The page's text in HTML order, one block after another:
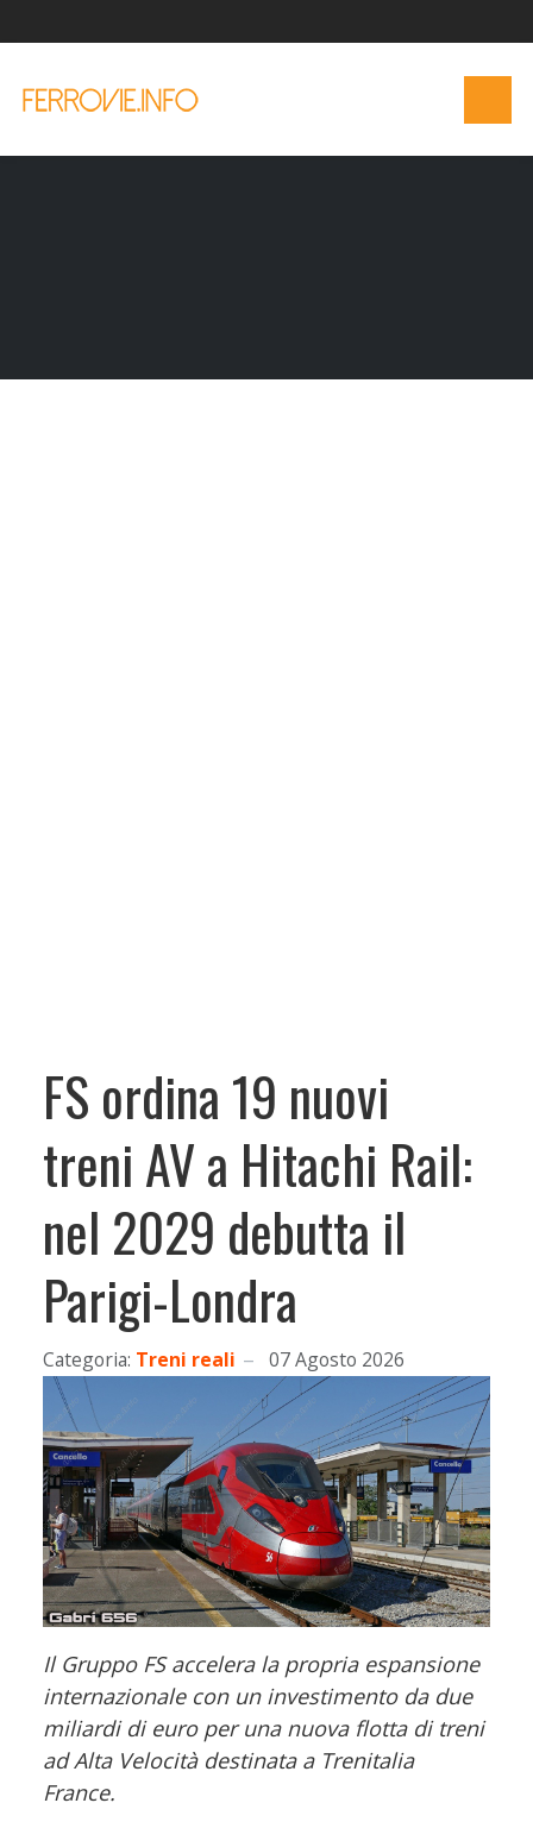
FS ordina 19 nuovi
treni AV a Hitachi Rail:
nel 2029 debutta il
Parigi-Londra
Categoria: Treni reali 07 Agosto 2026
Il Gruppo FS accelera la propria espansione
internazionale con un investimento da due
miliardi di euro per una nuova flotta di treni
ad Alta Velocità destinata a Trenitalia
France.